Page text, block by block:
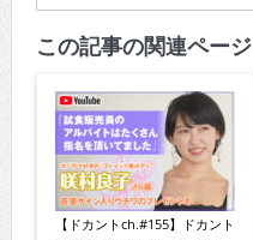
この記事の関連ページ
【ドカントch.#155】ドカント